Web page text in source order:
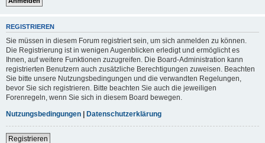
REGISTRIEREN
Sie müssen in diesem Forum registriert sein, um sich anmelden zu können.
Die Registrierung ist in wenigen Augenblicken erledigt und ermöglicht es
Ihnen, auf weitere Funktionen zuzugreifen. Die Board-Administration kann
registrierten Benutzern auch zusätzliche Berechtigungen zuweisen. Beachten
Sie bitte unsere Nutzungsbedingungen und die verwandten Regelungen,
bevor Sie sich registrieren. Bitte beachten Sie auch die jeweiligen
Forenregeln, wenn Sie sich in diesem Board bewegen.
Nutzungsbedingungen | Datenschutzerklärung
Registrieren